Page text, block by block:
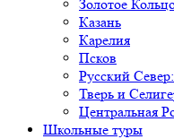
Золотое
Казань
Карелия
Псков
Русский
Тверь и
Центральная
Школьные туры